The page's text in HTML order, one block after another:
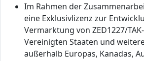
Im Rahmen der
eine Exklusivlizenz zur
Vermarktung von ZED1227/
Vereinigten Staaten und
außerhalb Europas, Kanadas,